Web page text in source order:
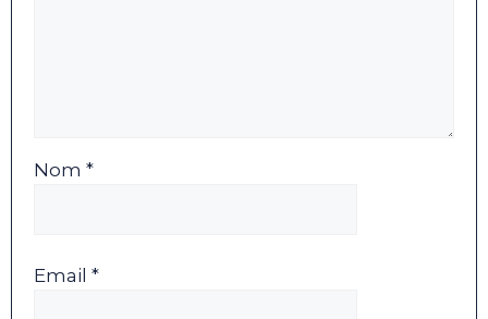
Nom *
Email *